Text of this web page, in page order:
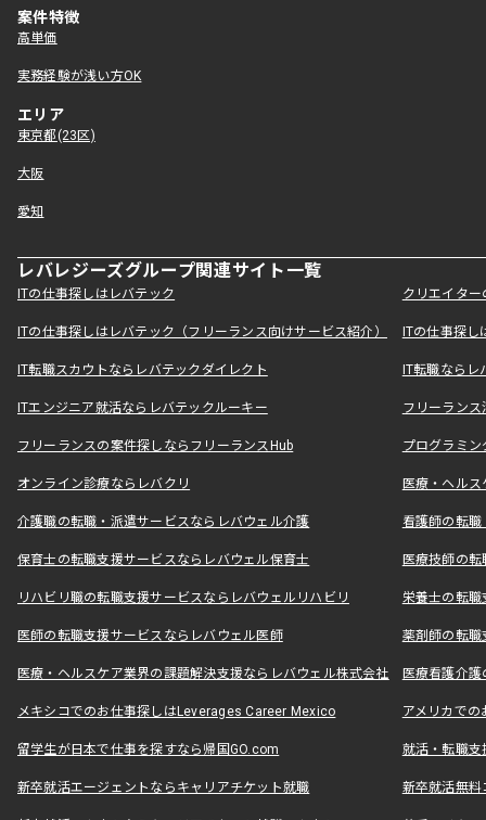
案件特徴
高単価
実務経験が浅い方OK
エリア
東京都(23区)
大阪
愛知
レバレジーズグループ関連サイト一覧
ITの仕事探しはレバテック クリエイタ
ITの仕事探しはレバテック（フリーランス向けサービス紹介） ITの仕事探
IT転職スカウトならレバテックダイレクト IT転職なら
ITエンジニア就活ならレバテックルーキー フリーラン
フリーランスの案件探しならフリーランスHub プログラミ
オンライン診療ならレバクリ 医療・ヘル
介護職の転職・派遣サービスならレバウェル介護 看護師の転
保育士の転職支援サービスならレバウェル保育士 医療技師の
リハビリ職の転職支援サービスならレバウェルリハビリ 栄養士の転
医師の転職支援サービスならレバウェル医師 薬剤師の転
医療・ヘルスケア業界の課題解決支援ならレバウェル株式会社 医療看護介
メキシコでのお仕事探しはLeverages Career Mexico アメリカで
留学生が日本で仕事を探すなら帰国GO.com 就活・転職
新卒就活エージェントならキャリアチケット就職 新卒就活無料